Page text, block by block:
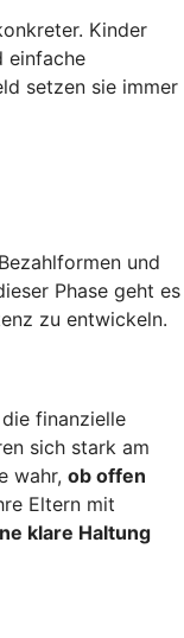
Kinder
einfache
setzen sie immer
und
Phase geht es
zu entwickeln.
finanzielle
sich stark am
wahr, ob offen
Eltern mit
klare Haltung